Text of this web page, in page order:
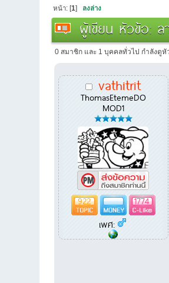
หน้า: [1] ลงล่าง
ผู้เขียน หัวข้อ:
0 สมาชิก และ 1 บุคคลทั่วไป กำลังดูหั
vathitrit
ThomasEtemeDO
MOD1
922
1774
เพศ: